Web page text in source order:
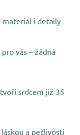
materiál i detaily
vás – žádná
srdcem již 35
a pečlivostí